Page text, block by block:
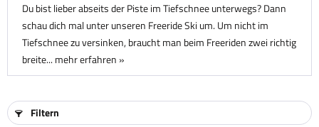
Du bist lieber abseits der Piste im Tiefschnee unterwegs? Dann
schau dich mal unter unseren Freeride Ski um. Um nicht im
Tiefschnee zu versinken, braucht man beim Freeriden zwei richtig
breite... mehr erfahren »
Filtern